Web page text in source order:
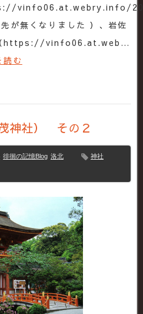
vinfo06.at.webry.info/
が無くなりました ）、岩佐
https://vinfo06.at.web…
む
神社） その２
徘徊の記憶Blog 洛北 神社